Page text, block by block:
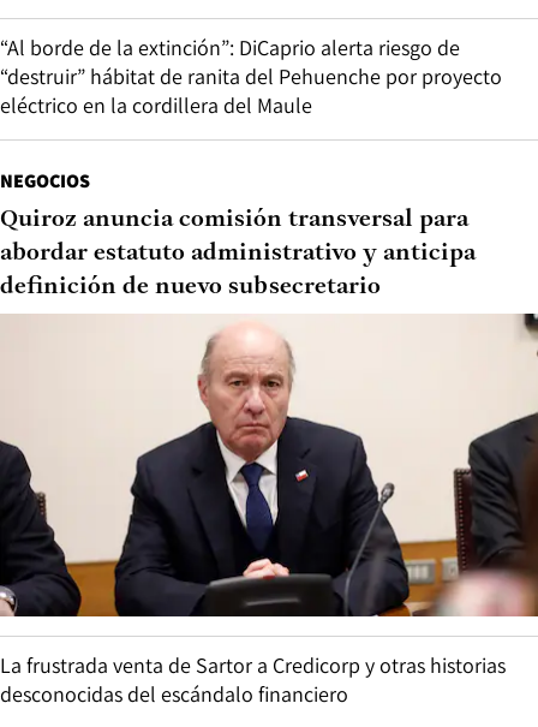
“Al borde de la extinción”: DiCaprio alerta riesgo de
“destruir” hábitat de ranita del Pehuenche por proyecto
eléctrico en la cordillera del Maule
NEGOCIOS
Quiroz anuncia comisión transversal para
abordar estatuto administrativo y anticipa
definición de nuevo subsecretario
La frustrada venta de Sartor a Credicorp y otras historias
desconocidas del escándalo financiero